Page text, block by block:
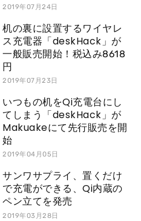
2019年07月24日
机の裏に設置するワイヤレ
ス充電器「deskHack」が
一般販売開始！税込み8618
円
2019年07月23日
いつもの机をQi充電台にし
てしまう「deskHack」が
Makuakeにて先行販売を開
始
2019年04月05日
サンワサプライ、置くだけ
で充電ができる、Qi内蔵の
ペン立てを発売
2019年03月28日